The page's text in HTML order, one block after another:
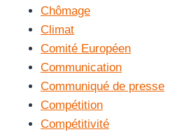
Chômage
Climat
Comité Européen
Communication
Communiqué de presse
Compétition
Compétitivité